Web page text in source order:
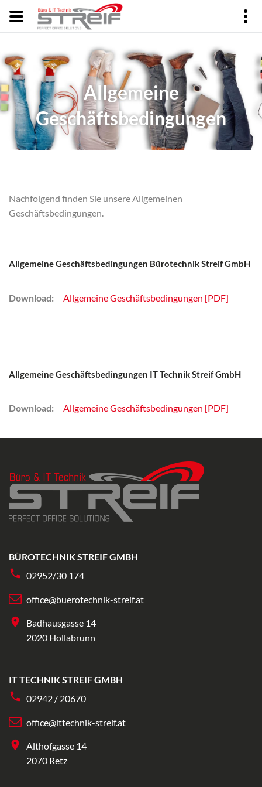
Allgemeine
Geschäftsbedingungen
Nachfolgend finden Sie unsere Allgemeinen
Geschäftsbedingungen.
Allgemeine Geschäftsbedingungen Bürotechnik Streif GmbH
Download: Allgemeine Geschäftsbedingungen [PDF]
Allgemeine Geschäftsbedingungen IT Technik Streif GmbH
Download: Allgemeine Geschäftsbedingungen [PDF]
BÜROTECHNIK STREIF GMBH
02952/30 174
office@buerotechnik-streif.at
Badhausgasse 14
2020 Hollabrunn
IT TECHNIK STREIF GMBH
02942 / 20670
office@ittechnik-streif.at
Althofgasse 14
2070 Retz